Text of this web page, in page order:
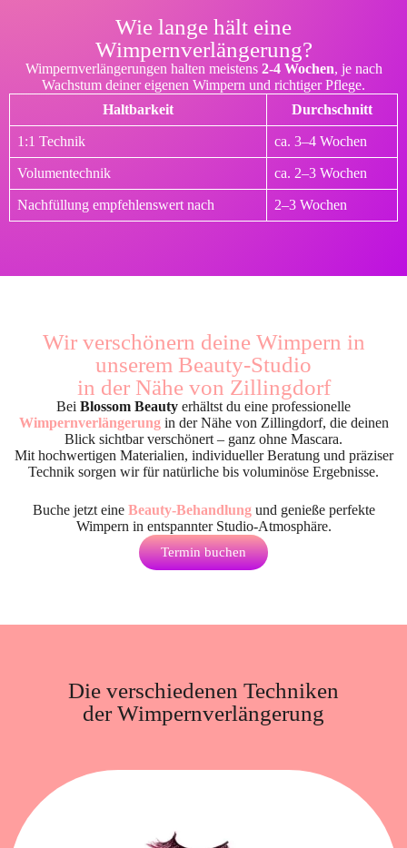
Wie lange hält eine
Wimpernverlängerung?
Wimpernverlängerungen halten meistens 2-4 Wochen, je nach
Wachstum deiner eigenen Wimpern und richtiger Pflege.
Haltbarkeit
Durchschnitt
1:1 Technik ca. 3–4 Wochen
Volumentechnik ca. 2–3 Wochen
Nachfüllung empfehlenswert nach 2–3 Wochen
Wir verschönern deine Wimpern in
unserem Beauty-Studio
in der Nähe von Zillingdorf
Bei Blossom Beauty erhältst du eine professionelle
Wimpernverlängerungin der Nähe von Zillingdorf, die deinen
Blick sichtbar verschönert – ganz ohne Mascara.
Mit hochwertigen Materialien, individueller Beratung und präziser
Technik sorgen wir für natürliche bis voluminöse Ergebnisse.
Buche jetzt eine Beauty-Behandlungund genieße perfekte
Wimpern in entspannter Studio-Atmosphäre.
Termin buchen
Die verschiedenen Techniken
der Wimpernverlängerung